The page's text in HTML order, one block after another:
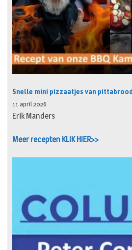
Snelle mini pizzaatjes van
11 april 2026
Erik Manders
Meer recepten KLIK HIER>>